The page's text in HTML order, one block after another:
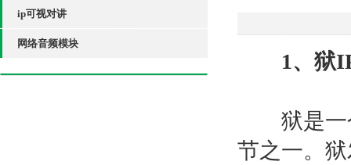
ip可视对讲
网络音频模块
1、狱
狱是一个
节之一。